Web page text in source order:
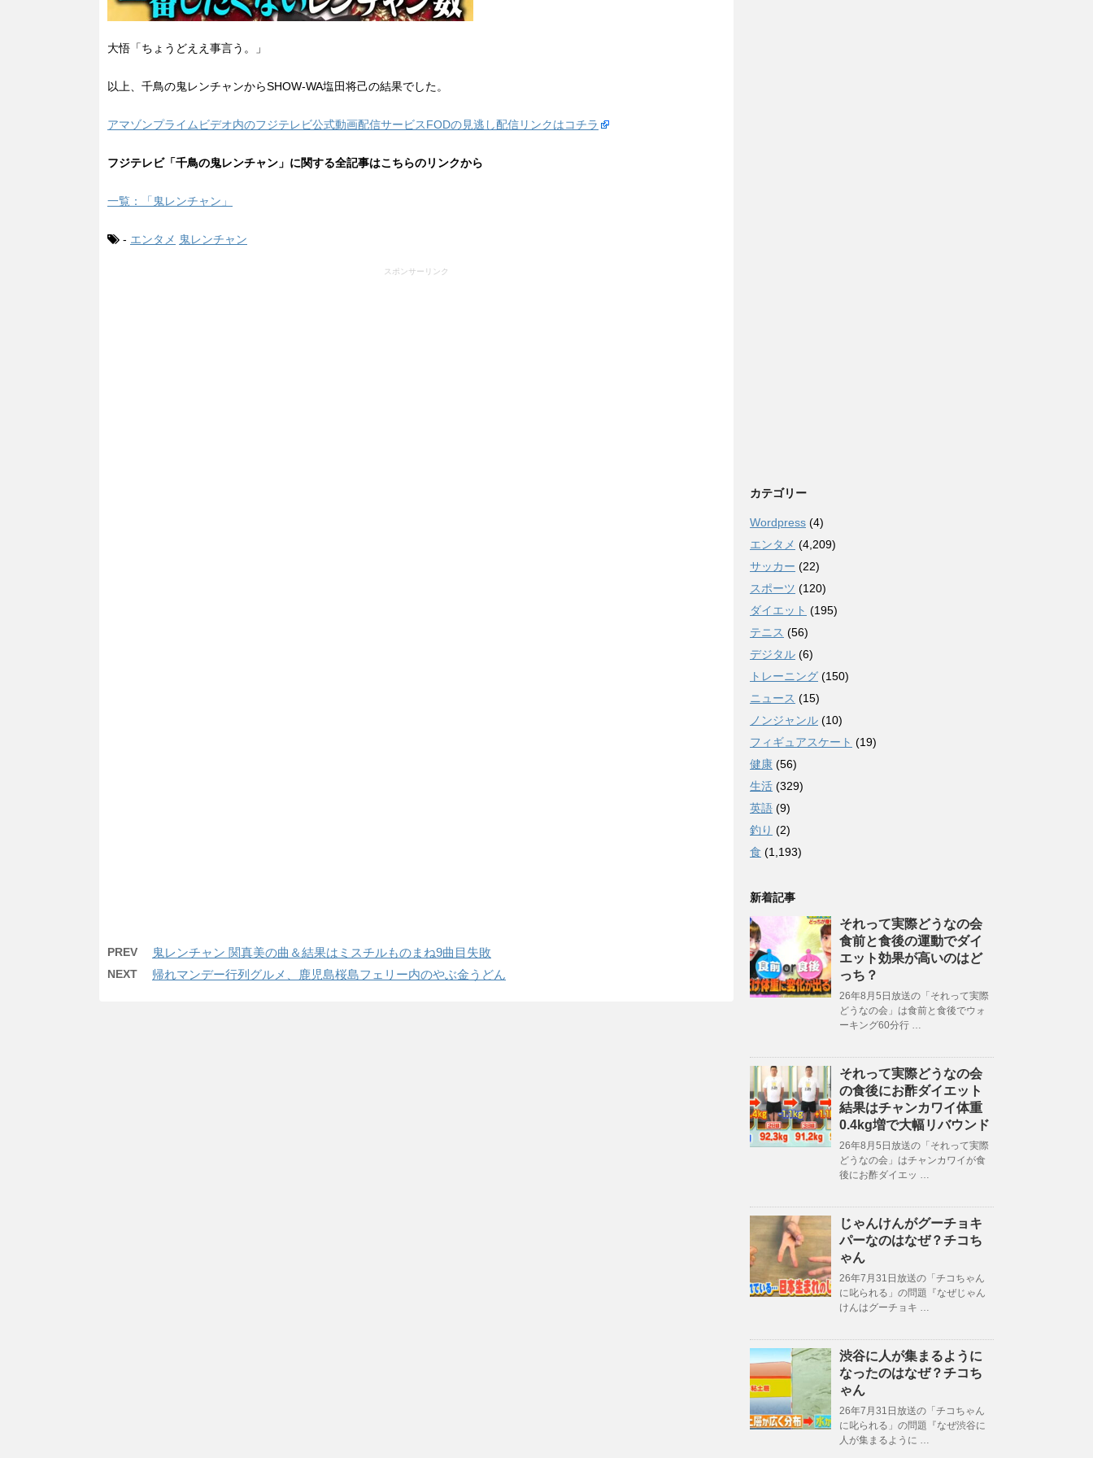
大悟「ちょうどええ事言う。」
以上、千鳥の鬼レンチャンからSHOW-WA塩田将己の結果でした。
アマゾンプライムビデオ内のフジテレビ公式動画配信サービスFODの見逃し配信リンクはコチラ
フジテレビ「千鳥の鬼レンチャン」に関する全記事はこちらのリンクから
一覧：「鬼レンチャン」
- エンタメ 鬼レンチャン
スポンサーリンク
PREV 鬼レンチャン 関真美の曲＆結果はミスチルものまね9曲目失敗
NEXT 帰れマンデー行列グルメ、鹿児島桜島フェリー内のやぶ金うどん
カテゴリー
Wordpress (4)
エンタメ (4,209)
サッカー (22)
スポーツ (120)
ダイエット (195)
テニス (56)
デジタル (6)
トレーニング (150)
ニュース (15)
ノンジャンル (10)
フィギュアスケート (19)
健康 (56)
生活 (329)
英語 (9)
釣り (2)
食 (1,193)
新着記事
それって実際どうなの会
食前と食後の運動でダイ
エット効果が高いのはど
っち？
26年8月5日放送の「それって実際
どうなの会」は食前と食後でウォ
ーキング60分行 …
それって実際どうなの会
の食後にお酢ダイエット
結果はチャンカワイ体重
0.4kg増で大幅リバウンド
26年8月5日放送の「それって実際
どうなの会」はチャンカワイが食
後にお酢ダイエッ …
じゃんけんがグーチョキ
パーなのはなぜ？チコち
ゃん
26年7月31日放送の「チコちゃん
に叱られる」の問題『なぜじゃん
けんはグーチョキ …
渋谷に人が集まるように
なったのはなぜ？チコち
ゃん
26年7月31日放送の「チコちゃん
に叱られる」の問題『なぜ渋谷に
人が集まるように …